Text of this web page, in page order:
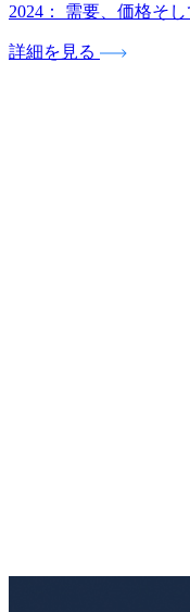
2024： 需要、価格そ
詳細を見る